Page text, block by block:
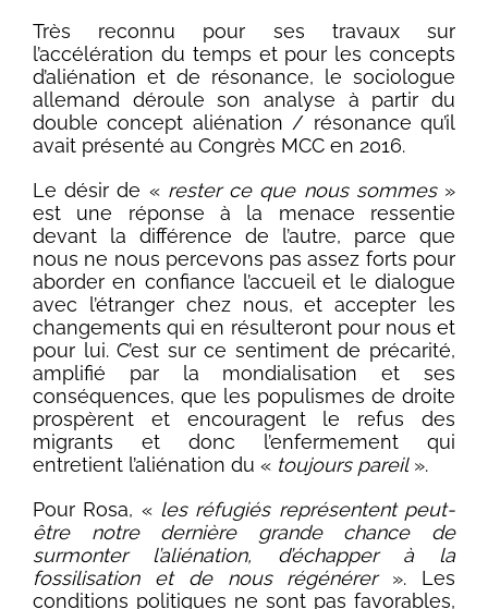
Très reconnu pour ses travaux sur
l’accélération du temps et pour les concepts
d’aliénation et de résonance, le sociologue
allemand déroule son analyse à partir du
double concept aliénation / résonance qu’il
avait présenté au Congrès MCC en 2016.
Le désir de « rester ce que nous sommes»
est une réponse à la menace ressentie
devant la différence de l’autre, parce que
nous ne nous percevons pas assez forts pour
aborder en confiance l’accueil et le dialogue
avec l’étranger chez nous, et accepter les
changements qui en résulteront pour nous et
pour lui. C’est sur ce sentiment de précarité,
amplifié par la mondialisation et ses
conséquences, que les populismes de droite
prospèrent et encouragent le refus des
migrants et donc l’enfermement qui
entretient l’aliénation du « toujours pareil».
Pour Rosa, « les réfugiés représentent peut-
être notre dernière grande chance de
surmonter l’aliénation, d’échapper à la
fossilisation et de nous régénérer». Les
conditions politiques ne sont pas favorables,